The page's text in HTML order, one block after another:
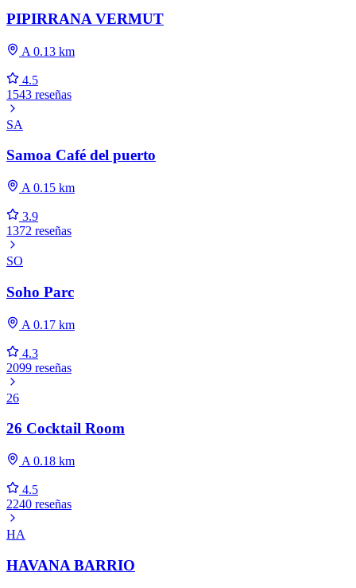
PIPIRRANA VERMUT
A 0.13 km
4.5
1543 reseñas
SA
Samoa Café del puerto
A 0.15 km
3.9
1372 reseñas
SO
Soho Parc
A 0.17 km
4.3
2099 reseñas
26
26 Cocktail Room
A 0.18 km
4.5
2240 reseñas
HA
HAVANA BARRIO